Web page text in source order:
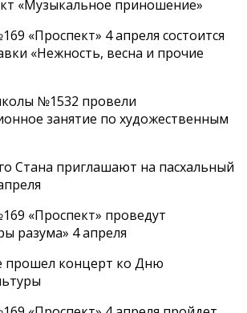
«Музыкальное приношение»
«Проспект» 4 апреля состоится
«Нежность, весна и прочие
№1532 провели
занятие по художественным
Стана приглашают на пасхальный
«Проспект» проведут
разума» 4 апреля
прошел концерт ко Дню